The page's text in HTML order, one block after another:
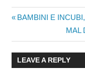
BAMBINI E
MAL
LEAVE A REPLY